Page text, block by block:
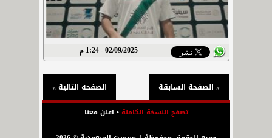
02/09/2025 - 1:24 م
الصفحه التالية » « الصفحة السابقة
تصفح النسخة الكاملة• اعلن معنا